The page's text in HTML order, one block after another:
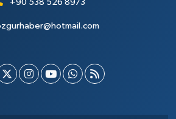
+90 538 526 8973